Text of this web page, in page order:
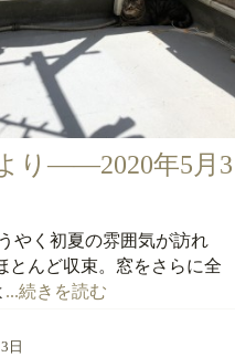
り――2020年5月3
やく初夏の雰囲気が訪れ
んど収束。窓をさらに全
...続きを読む
日